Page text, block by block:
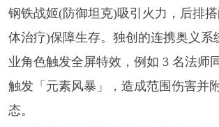
钢铁战姬(防御坦克)吸引火力，后排
体治疗)保障生存。独创的连携奥义系
业角色触发全屏特效，例如 3 名法师
触发「元素风暴」，造成范围伤害并
态。